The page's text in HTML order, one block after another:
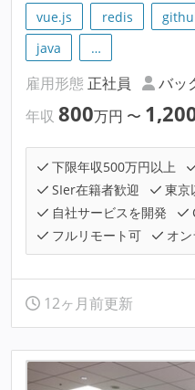
vue.js redis
java
…
雇用形態 正社員 バッ
年収 800万円 〜
下限年収500万円以上
SIer在籍者歓迎
東京
自社サービスを開発
フルリモート可
オ
12ヶ月前更新